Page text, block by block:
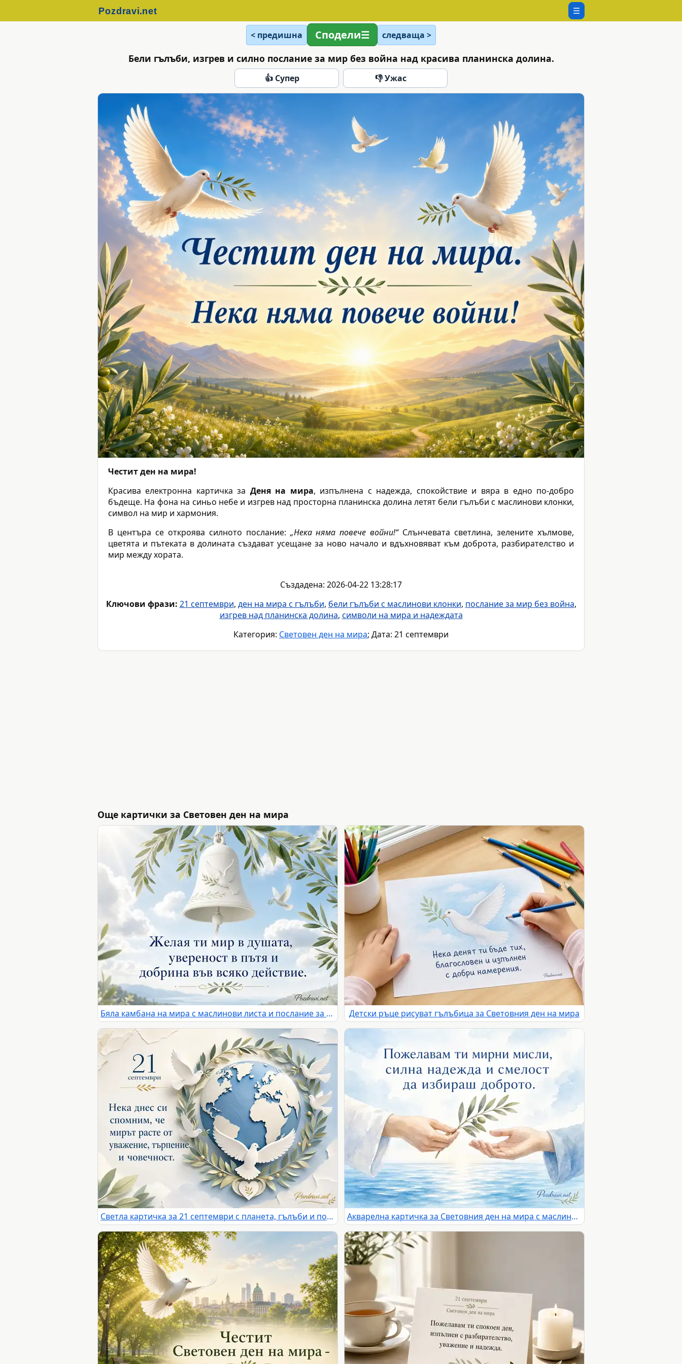
☰
< предишна Сподели следваща >
Бели гълъби, изгрев и силно послание за мир без война над красива планинска долина.
👍 Супер 👎 Ужас
Честит ден на мира!
Красива електронна картичка за Деня на мира, изпълнена с надежда, спокойствие и вяра в едно по-добро
бъдеще. На фона на синьо небе и изгрев над просторна планинска долина летят бели гълъби с маслинови клонки,
символ на мир и хармония.
В центъра се откроява силното послание: „Нека няма повече войни!“Слънчевата светлина, зелените хълмове,
цветята и пътеката в долината създават усещане за ново начало и вдъхновяват към доброта, разбирателство и
мир между хората.
Създадена: 2026-04-22 13:28:17
Ключови фрази: 21 септември, ден на мира с гълъби, бели гълъби с маслинови клонки, послание за мир без война,
изгрев над планинска долина, символи на мира и надеждата
Категория: Световен ден на мира; Дата: 21 септември
Още картички за Световен ден на мира
Бяла камбана на мира с маслинови листа и послание за надежда Детски ръце рисуват гълъбица за Световния ден на мира
Светла картичка за 21 септември с планета, гълъби и послание за мир Акварелна картичка за Световния ден на мира с маслинова клонка